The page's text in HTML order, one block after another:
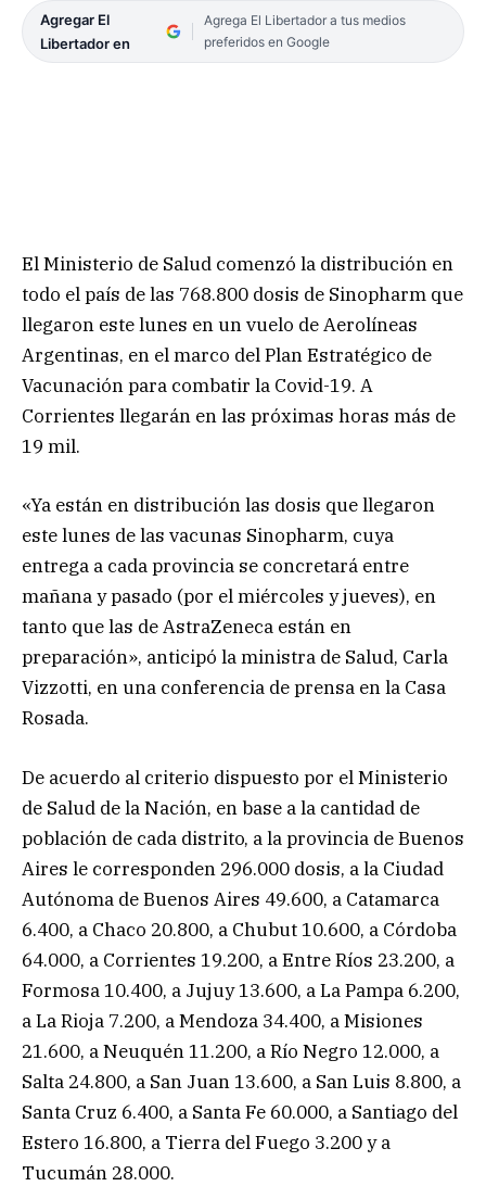
Agregar El
Libertador en
Agrega El Libertador a tus medios
preferidos en Google
El Ministerio de Salud comenzó la distribución en
todo el país de las 768.800 dosis de Sinopharm que
llegaron este lunes en un vuelo de Aerolíneas
Argentinas, en el marco del Plan Estratégico de
Vacunación para combatir la Covid-19. A
Corrientes llegarán en las próximas horas más de
19 mil.
«Ya están en distribución las dosis que llegaron
este lunes de las vacunas Sinopharm, cuya
entrega a cada provincia se concretará entre
mañana y pasado (por el miércoles y jueves), en
tanto que las de AstraZeneca están en
preparación», anticipó la ministra de Salud, Carla
Vizzotti, en una conferencia de prensa en la Casa
Rosada.
De acuerdo al criterio dispuesto por el Ministerio
de Salud de la Nación, en base a la cantidad de
población de cada distrito, a la provincia de Buenos
Aires le corresponden 296.000 dosis, a la Ciudad
Autónoma de Buenos Aires 49.600, a Catamarca
6.400, a Chaco 20.800, a Chubut 10.600, a Córdoba
64.000, a Corrientes 19.200, a Entre Ríos 23.200, a
Formosa 10.400, a Jujuy 13.600, a La Pampa 6.200,
a La Rioja 7.200, a Mendoza 34.400, a Misiones
21.600, a Neuquén 11.200, a Río Negro 12.000, a
Salta 24.800, a San Juan 13.600, a San Luis 8.800, a
Santa Cruz 6.400, a Santa Fe 60.000, a Santiago del
Estero 16.800, a Tierra del Fuego 3.200 y a
Tucumán 28.000.